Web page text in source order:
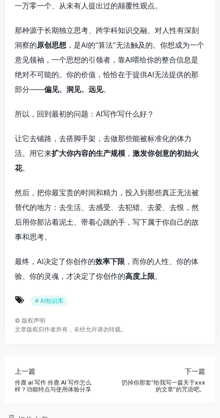
一万零一个、从未有人提出过的颠覆性观点。
那种源于长期独立思考、跨学科知识交融、对人性有深刻
洞察的原创思想 ，是AI的“算法”无法触及的。你想成为一个
意见领袖，一个思想的引领者，靠AI喂给你的整合信息是
绝对不可能的。你的价值，恰恰在于提供AI无法提供的那
部分——偏见、洞见、远见。
所以，回到最初的问题：AI写作写什么好？
让它去铺路，去搭脚手架，去做那些能被标准化的体力
活。用它来扩大你内容的生产规模 ， 激发你创意的初始火
花。
然后，把你最宝贵的时间和精力，投入到那些真正无法被
替代的地方：去生活、去感受、去犯错、去爱、去恨，然
后用你那沾着泥土、带着心跳的手，写下属于你自己的故
事和思考。
最终，AI决定了你创作的效率下限 ，而你的人性、你的体
验、你的灵魂，才决定了你创作的高度上限。
# AI知识库
© 版权声明
文章版权归作者所有，未经允许请勿转载。
上一篇
伶鹿 ai 写作 伶鹿 AI 写作怎么
样？功能特点与使用体验分享
下一篇
扔掉你那套“给我写一篇关于xxx
的文章”的咒语吧。